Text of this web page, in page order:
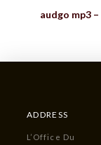
audgo mp3 –
ADDRESS
L’Office Du